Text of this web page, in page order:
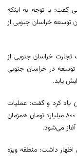
گفت: با توجه به اینکه
توسعه خراسان جنوبی از
تجارت خراسان جنوبی از
و تجارت، ۲ بازوی محور توسعه در خراسان جنوبی
یابد.
یاد کرد و گفت: عملیات
اجرایی پروژه تولید فروسیلیس با سرمایه‌گذاری حدود ۸۰۰ میلیارد تومان همزمان
می‌شود.
داشت: منطقه ویژه